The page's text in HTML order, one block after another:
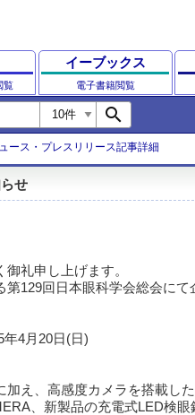
覧
イーブックス
電子書籍閲覧
search
ース・プレスリリース記事詳細
せ
礼申し上げます。
129回日本眼科学会総会にて
年4月20日(日)
え、高感度カメラを搭載し
、新製品の充電式LED検眼